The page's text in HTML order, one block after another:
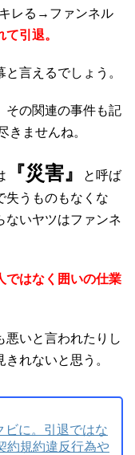
レる→ファンネル
引退。
言えるでしょう。
その関連の事件も記
きませんね。
『災害』
と呼ば
失うものもなくな
ないヤツはファンネ
ではなく囲いの仕業
悪いと言われたりし
れないと思う。
ビに。引退ではな
規約違反行為や